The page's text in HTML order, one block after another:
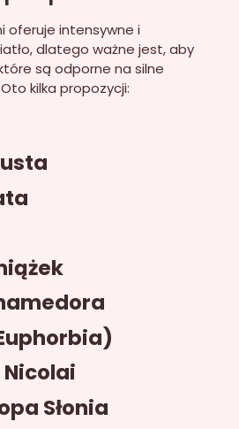
oferuje intensywne i
dlatego ważne jest, aby
są odporne na silne
kilka propozycji:
Słonia